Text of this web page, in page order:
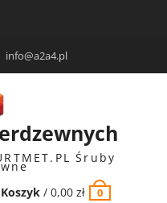
info@a2a4.pl
Śruby
Koszyk/ 0,00 zł 0